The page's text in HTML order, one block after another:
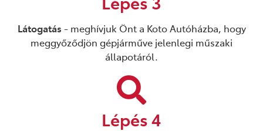
Látogatás - meghívjuk Önt a Koto Autóházba, hogy
meggyőződjön gépjárműve jelenlegi műszaki
állapotáról.
Lépés 4